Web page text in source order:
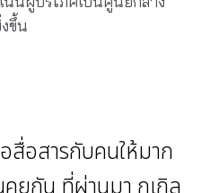
ขึ้น
สื่อสารกับคนให้มาก